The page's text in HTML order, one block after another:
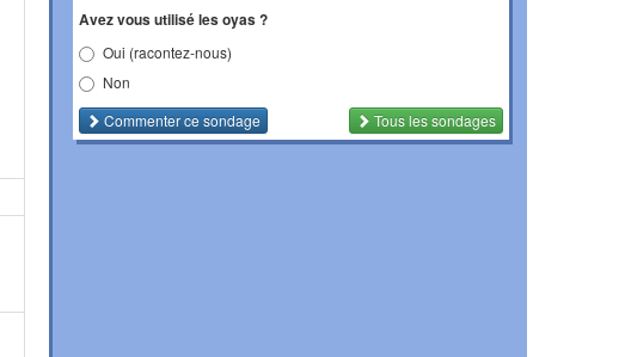
Avez vous utilisé les oyas ?
Oui (racontez-nous)
Non
Commenterce sondage Tous les sondages